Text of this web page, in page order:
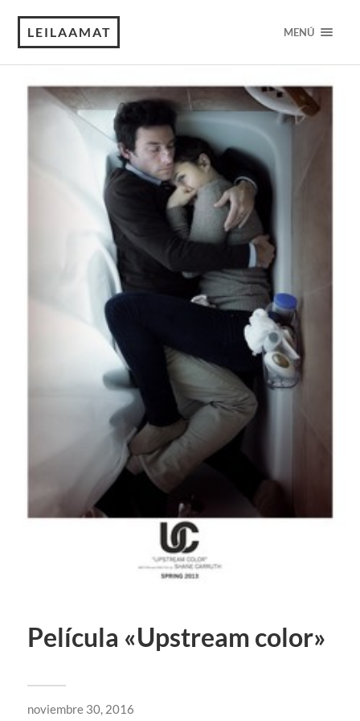
LEILAAMAT MENÚ
Película «Upstream color»
noviembre 30, 2016